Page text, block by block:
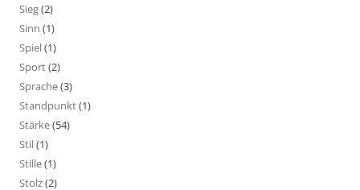
Sieg(2)
Sinn (1)
Spiel(1)
Sport(2)
Sprache(3)
Standpunkt(1)
Stärke(54)
Stil(1)
Stille(1)
Stolz(2)